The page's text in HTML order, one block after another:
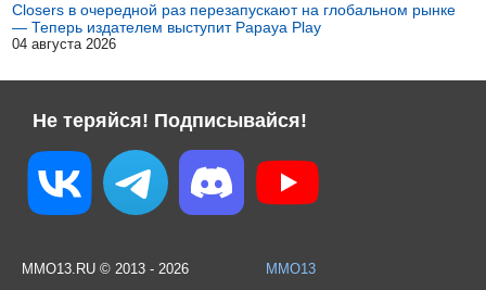
Closers в очередной раз перезапускают на глобальном рынке
— Теперь издателем выступит Papaya Play
04 августа 2026
Не теряйся! Подписывайся!
MMO13.RU © 2013 - 2026 MMO13